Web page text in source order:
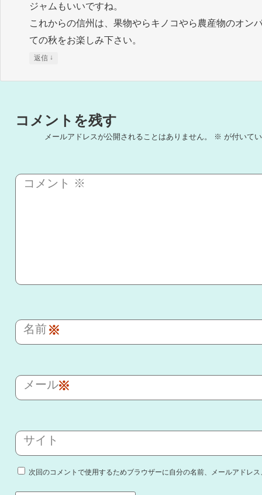
ジャムもいいですね。
これからの信州は、果物やらキノコやら農産物のオン
ての秋をお楽しみ下さい。
返信 ↓
コメントを残す
メールアドレスが公開されることはありません。 ※ が付いて
コメント ※
名前 ※
メール※
サイト
次回のコメントで使用するためブラウザーに自分の名前、メールアドレ